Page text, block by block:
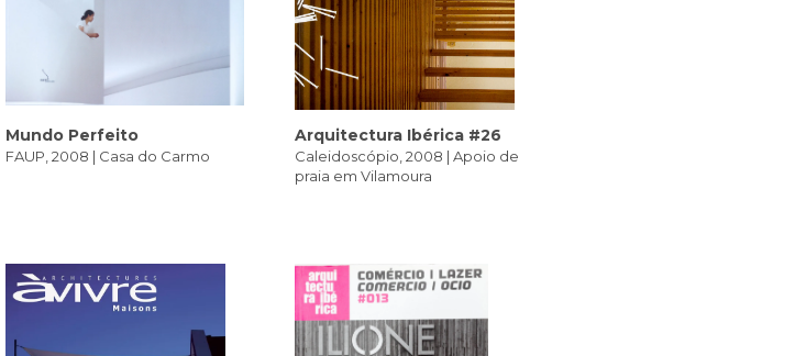
Mundo Perfeito
FAUP, 2008 | Casa do Carmo
Arquitectura Ibérica #26
Caleidoscópio, 2008 | Apoio de
praia em Vilamoura